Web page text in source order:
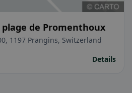
de Promenthoux
1197 Prangins, Switzerland
Details